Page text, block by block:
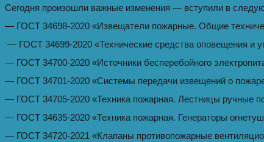
Сегодня произошли важные изменения — вступили в
— ГОСТ 34698-2020 «Извещатели пожарные. Общие
— ГОСТ 34699-2020 «Технические средства оповещения и
— ГОСТ 34700-2020 «Источники бесперебойного
— ГОСТ 34701-2020 «Системы передачи извещений о
— ГОСТ 34705-2020 «Техника пожарная. Лестницы ручные
— ГОСТ 34635-2020 «Техника пожарная. Генераторы
— ГОСТ 34720-2021 «Клапаны противопожарные